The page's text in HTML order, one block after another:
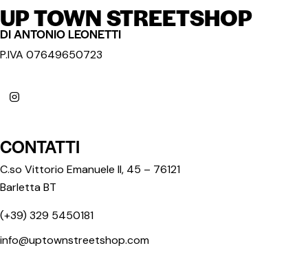
UP TOWN STREETSHOP
DI ANTONIO LEONETTI
P.IVA 07649650723
CONTATTI
C.so Vittorio Emanuele II, 45 – 76121
Barletta BT
(+39) 329 5450181
info@uptownstreetshop.com